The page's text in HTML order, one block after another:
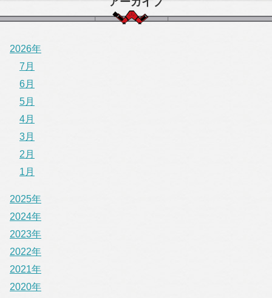
2026年
7月
6月
5月
4月
3月
2月
1月
2025年
2024年
2023年
2022年
2021年
2020年